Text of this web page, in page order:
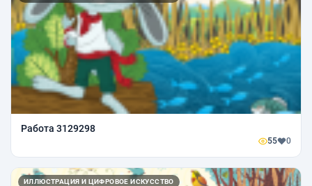
Работа 3129298
55 0
ИЛЛЮСТРАЦИЯ И ЦИФРОВОЕ ИСКУССТВО